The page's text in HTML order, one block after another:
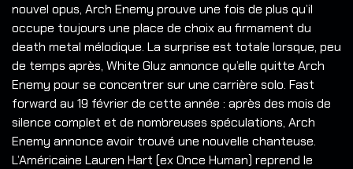
nouvel opus, Arch Enemy prouve une fois de plus qu’il
occupe toujours une place de choix au firmament du
death metal mélodique. La surprise est totale lorsque, peu
de temps après, White Gluz annonce qu’elle quitte Arch
Enemy pour se concentrer sur une carrière solo. Fast
forward au 19 février de cette année : après des mois de
silence complet et de nombreuses spéculations, Arch
Enemy annonce avoir trouvé une nouvelle chanteuse.
L’Américaine Lauren Hart (ex Once Human) reprend le